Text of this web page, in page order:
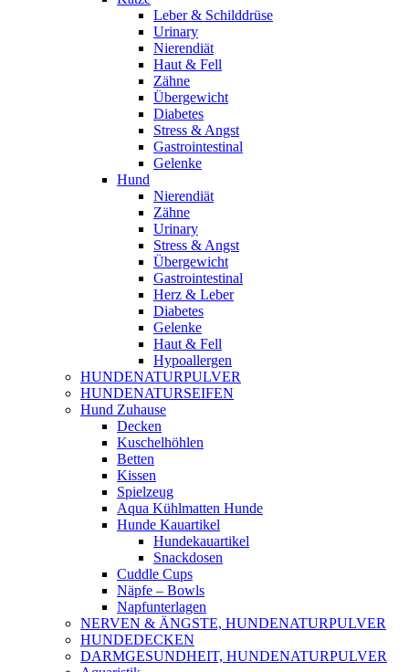
Leber & Schilddrüse
Urinary
Nierendiät
Haut & Fell
Zähne
Übergewicht
Diabetes
Stress & Angst
Gastrointestinal
Gelenke
Hund
Nierendiät
Zähne
Urinary
Stress & Angst
Übergewicht
Gastrointestinal
Herz & Leber
Diabetes
Gelenke
Haut & Fell
Hypoallergen
HUNDENATURPULVER
HUNDENATURSEIFEN
Hund Zuhause
Decken
Kuschelhöhlen
Betten
Kissen
Spielzeug
Aqua Kühlmatten Hunde
Hunde Kauartikel
Hundekauartikel
Snackdosen
Cuddle Cups
Näpfe – Bowls
Napfunterlagen
NERVEN & ÄNGSTE, HUNDENATURPULVER
HUNDEDECKEN
DARMGESUNDHEIT, HUNDENATURPULVER